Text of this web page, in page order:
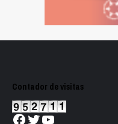
Contador de visitas
Facebook
Twitter
YouTube